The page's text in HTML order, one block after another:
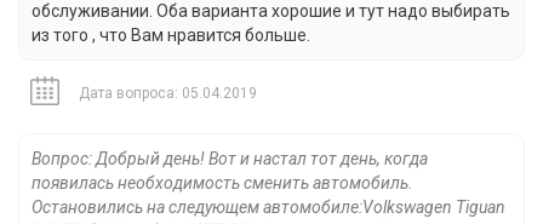
обслуживании. Оба варианта хорошие и тут надо выбирать
из того , что Вам нравится больше.
Дата вопроса: 05.04.2019
Вопрос: Добрый день! Вот и настал тот день, когда
появилась необходимость сменить автомобиль.
Остановились на следующем автомобиле:Volkswagen Tiguan